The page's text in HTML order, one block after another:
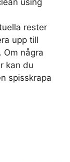
using
rester
upp till
Om några
kan du
spisskrapa